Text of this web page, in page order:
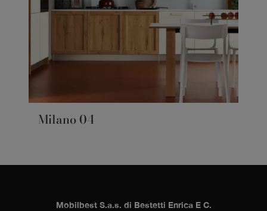
Milano 04
Mobilbest S.a.s. di Bestetti Enrica E C.